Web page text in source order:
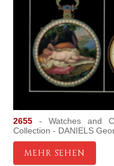
2655 - Watches and
Collection - DANIELS
MEHR SEHEN